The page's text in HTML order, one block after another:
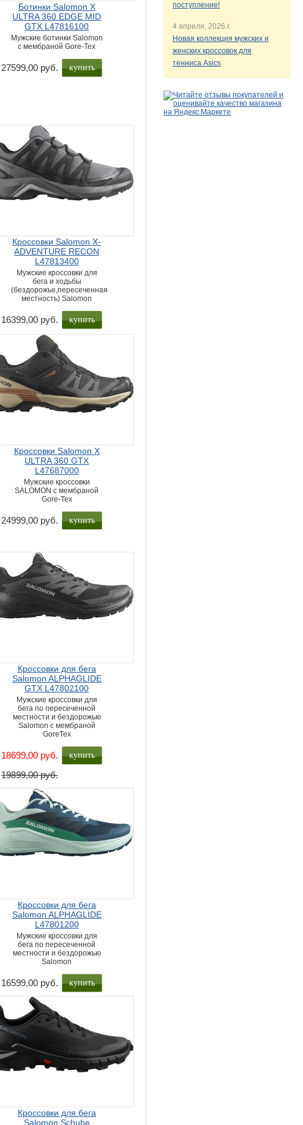
Ботинки Salomon X
ULTRA 360 EDGE MID
GTX L47816100
Мужские ботинки Salomon
с мембраной Gore-Tex
27599,00 руб. купить
Кроссовки Salomon X-
ADVENTURE RECON
L47813400
Мужские кроссовки для
бега и ходьбы
(бездорожье,пересеченная
местность) Salomon
16399,00 руб. купить
Кроссовки Salomon X
ULTRA 360 GTX
L47687000
Мужские кроссовки
SALOMON с мембраной
Gore-Tex
24999,00 руб. купить
Кроссовки для бега
Salomon ALPHAGLIDE
GTX L47802100
Мужские кроссовки для
бега по пересеченной
местности и бездорожью
Salomon с мембраной
GoreTex
18699,00 руб.
19899,00 руб.
купить
Кроссовки для бега
Salomon ALPHAGLIDE
L47801200
Мужские кроссовки для
бега по пересеченной
местности и бездорожью
Salomon
16599,00 руб. купить
Кроссовки для бега
Salomon Schuhe
поступление!
4 апреля, 2026 г.
Новая коллекция мужских и
женских кроссовок для
тенниса Asics